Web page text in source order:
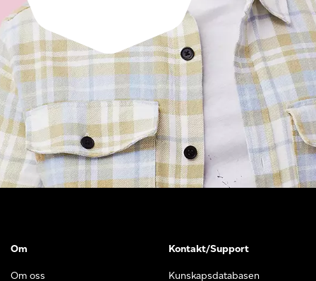
Om
Om oss
Kontakt/Support
Kunskapsdatabasen